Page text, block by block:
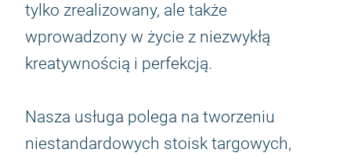
tylko zrealizowany, ale także
wprowadzony w życie z niezwykłą
kreatywnością i perfekcją.
Nasza usługa polega na tworzeniu
niestandardowych stoisk targowych,